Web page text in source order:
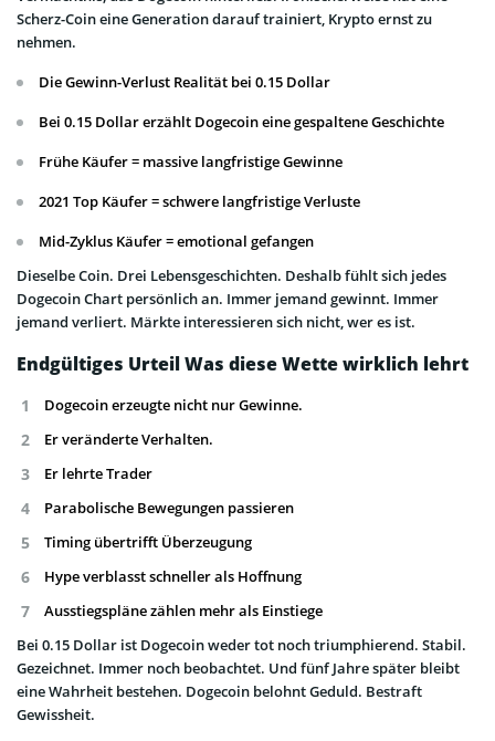
Scherz-Coin eine Generation darauf trainiert, Krypto ernst zu
nehmen.
Die Gewinn-Verlust Realität bei 0.15 Dollar
Bei 0.15 Dollar erzählt Dogecoin eine gespaltene Geschichte
Frühe Käufer = massive langfristige Gewinne
2021 Top Käufer = schwere langfristige Verluste
Mid-Zyklus Käufer = emotional gefangen
Dieselbe Coin. Drei Lebensgeschichten. Deshalb fühlt sich jedes
Dogecoin Chart persönlich an. Immer jemand gewinnt. Immer
jemand verliert. Märkte interessieren sich nicht, wer es ist.
Endgültiges Urteil Was diese Wette wirklich lehrt
Dogecoin erzeugte nicht nur Gewinne.
Er veränderte Verhalten.
Er lehrte Trader
Parabolische Bewegungen passieren
Timing übertrifft Überzeugung
Hype verblasst schneller als Hoffnung
Ausstiegspläne zählen mehr als Einstiege
Bei 0.15 Dollar ist Dogecoin weder tot noch triumphierend. Stabil.
Gezeichnet. Immer noch beobachtet. Und fünf Jahre später bleibt
eine Wahrheit bestehen. Dogecoin belohnt Geduld. Bestraft
Gewissheit.